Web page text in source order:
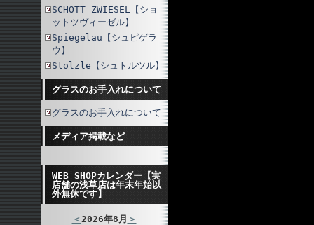
SCHOTT ZWIESEL【ショ
ットツヴィーゼル】
Spiegelau【シュピゲラ
ウ】
Stolzle【シュトルツル】
グラスのお手入れについて
グラスのお手入れについて
メディア掲載など
WEB SHOPカレンダー【実
店舗の浅草店は年末年始以
外無休です】
＜2026年8月 ＞